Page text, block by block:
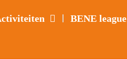
BENE league